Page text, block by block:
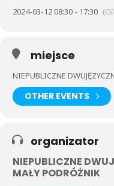
2024-03-12 08:30 - 17:30
miejsce
NIEPUBLICZNE
OTHER EVENTS
organizator
NIEPUBLICZNE
MAŁY PODRÓŻNIK